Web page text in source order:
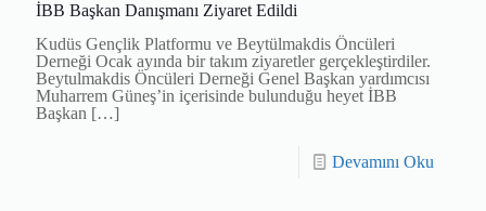
İBB Başkan Danışmanı Ziyaret Edildi
Kudüs Gençlik Platformu ve Beytülmakdis Öncüleri
Derneği Ocak ayında bir takım ziyaretler gerçekleştirdiler.
Beytulmakdis Öncüleri Derneği Genel Başkan yardımcısı
Muharrem Güneş’in içerisinde bulunduğu heyet İBB
Başkan […]
Devamını Oku